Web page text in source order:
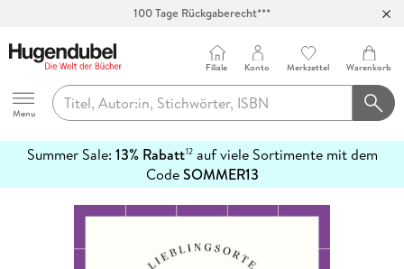
100 Tage Rückgaberecht***
Hugendubel
Menu
Filiale Konto Merkzettel Warenkorb
Summer Sale: 13% Rabatt12auf viele Sortimente mit dem
CodeSOMMER13
erfahren